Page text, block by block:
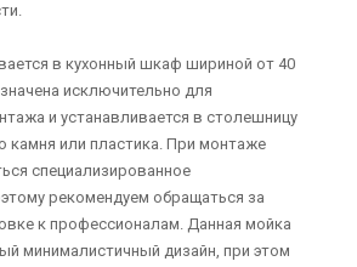
в кухонный шкаф шириной от 40
исключительно для
и устанавливается в столешницу
камня или пластика. При монтаже
специализированное
рекомендуем обращаться за
к профессионалам. Данная мойка
минималистичный дизайн, при этом